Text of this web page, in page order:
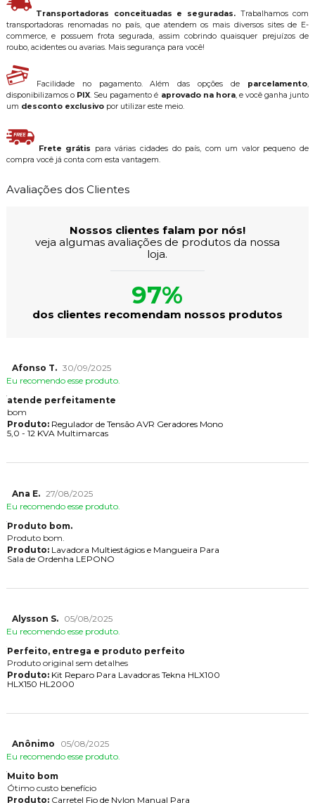
Transportadoras conceituadas e seguradas. Trabalhamos com
transportadoras renomadas no país, que atendem os mais diversos sites de E-
commerce, e possuem frota segurada, assim cobrindo quaisquer prejuízos de
roubo, acidentes ou avarias. Mais segurança para você!
Facilidade no pagamento. Além das opções de parcelamento,
disponibilizamos o PIX. Seu pagamento é aprovado na hora, e você ganha junto
um desconto exclusivopor utilizar este meio.
Frete grátis para várias cidades do país, com um valor pequeno de
compra você já conta com esta vantagem.
Avaliações dos Clientes
Nossos clientes falam por nós!
veja algumas avaliações de produtos da nossa
loja.
97%
dos clientes recomendam nossos produtos
Afonso T. 30/09/2025
Eu recomendo esse produto.
atende perfeitamente
bom
Produto:Regulador de Tensão AVR Geradores Mono
5,0 - 12 KVA Multimarcas
Ana E. 27/08/2025
Eu recomendo esse produto.
Produto bom.
Produto bom.
Produto:Lavadora Multiestágios e Mangueira Para
Sala de Ordenha LEPONO
Alysson S.
05/08/2025
Eu recomendo esse produto.
Perfeito, entrega e produto perfeito
Produto original sem detalhes
Produto:Kit Reparo Para Lavadoras Tekna HLX100
HLX150 HL2000
Anônimo
05/08/2025
Eu recomendo esse produto.
Muito bom
Ótimo custo benefício
Produto:Carretel Fio de Nylon Manual Para